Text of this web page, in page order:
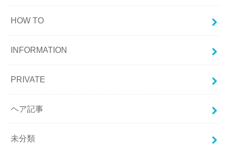
HOW TO
INFORMATION
PRIVATE
ヘア記事
未分類